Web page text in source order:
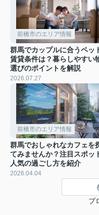
前橋市のエリア情報
群馬でカップルに合うペッ
賃貸条件は？暮らしやすい
選びのポイントを解説
2026.07.27
前橋市のエリア情報
群馬でおしゃれなカフェを
てみませんか？注目スポッ
人気の過ごし方を紹介
2026.04.04
ブ